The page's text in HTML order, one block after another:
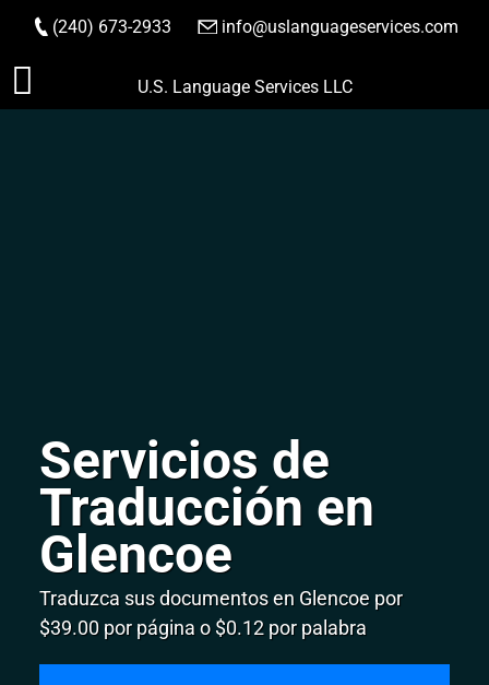
Saltar
(240) 673-2933 info@uslanguageservices.com
HACER PEDIDO
U.S. Language Services LLC
Servicios de
Traducción en
Glencoe
Traduzca sus documentos en Glencoe por
$39.00 por página o $0.12 por palabra